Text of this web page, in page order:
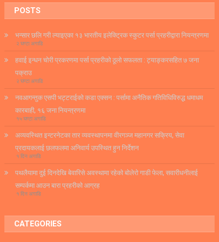
POSTS
भन्सार छलि गरी ल्याइएका १३ भारतीय इलेक्ट्रिक स्कुटर पर्सा प्रहरीद्वारा नियन्त्रणमा
२ घण्टा अगाडि
हवाई इन्धन चोरी प्रकरणमा पर्सा प्रहरीको ठूलो सफलता : ट्याङ्करसहित ७ जना
पक्राउ
२ घण्टा अगाडि
नवआगन्तुक एसपी भट्टराईको कडा एक्सन : पर्सामा अनैतिक गतिविधिविरुद्ध धमाधम
कारबाही, १६ जना नियन्त्रणमा
१५ घण्टा अगाडि
अव्यवस्थित इन्टरनेटका तार व्यवस्थापनमा वीरगञ्ज महानगर सक्रिय, सेवा
प्रदायकलाई छलफलमा अनिवार्य उपस्थित हुन निर्देशन
१ दिन अगाडि
पथलैयामा दुई दिनदेखि बेवारिसे अवस्थामा रहेको बोलेरो गाडी फेला, सवारीधनीलाई
सम्पर्कमा आउन बारा प्रहरीको आग्रह
१ दिन अगाडि
CATEGORIES